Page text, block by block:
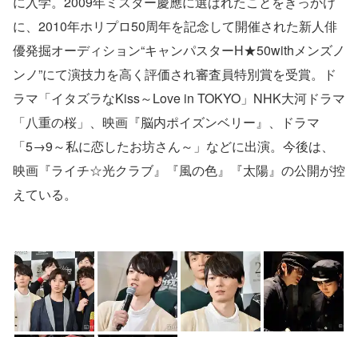
に、2010年ホリプロ50周年を記念して開催された新人俳
優発掘オーディション“キャンパスターH★50withメンズノ
ンノ”にて演技力を高く評価され審査員特別賞を受賞。ド
ラマ「イタズラなKiss～Love in TOKYO」NHK大河ドラマ
「八重の桜」、映画『脳内ポイズンベリー』、ドラマ
「5→9～私に恋したお坊さん～」などに出演。今後は、
映画『ライチ☆光クラブ』『風の色』『太陽』の公開が控
えている。